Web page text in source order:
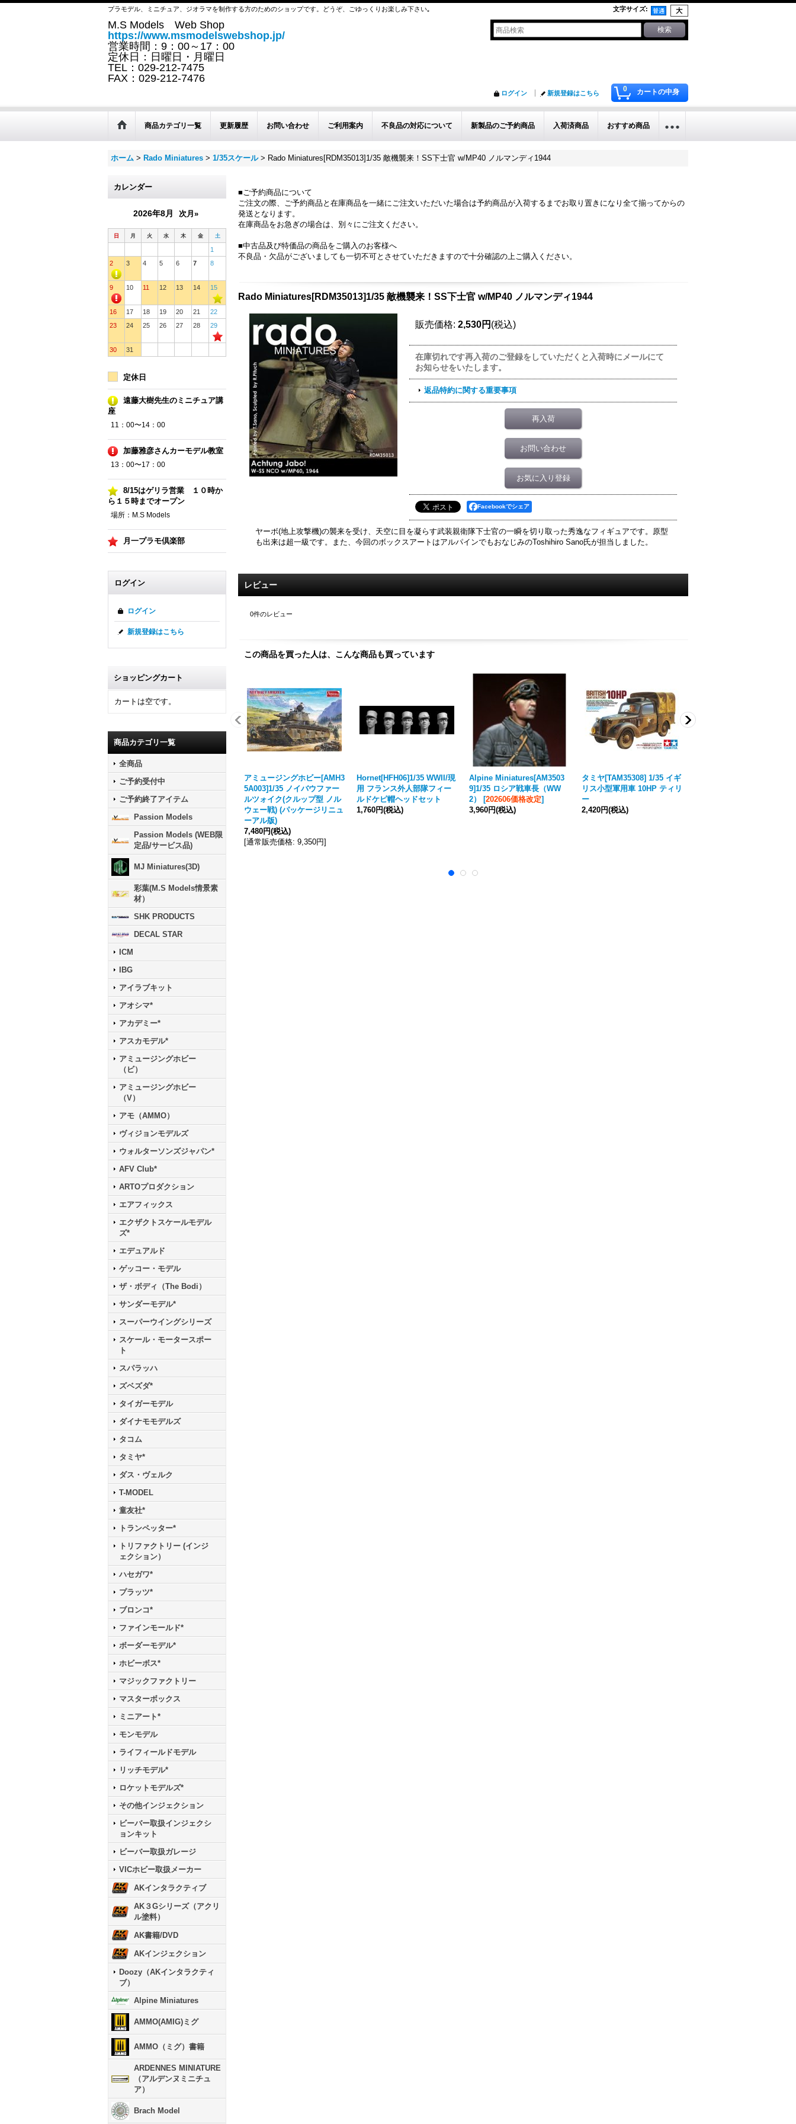
プラモデル、ミニチュア、ジオラマを制作する方のためのショップです。どうぞ、ごゆっくりお楽しみ下さい｡ 文字サイズ:
M.S Models Web Shop
https://www.msmodelswebshop.jp/
営業時間：9：00～17：00
定休日：日曜日・月曜日
TEL：029-212-7475
FAX：029-212-7476
0 カートの中身
ログイン 新規登録はこちら
商品カテゴリ一覧 更新履歴 お問い合わせ ご利用案内 不良品の対応について 新製品のご予約商品 入荷済商品 おすすめ商品
ホーム > Rado Miniatures > 1/35スケール > Rado Miniatures[RDM35013]1/35 敵機襲来！SS下士官 w/MP40 ノルマンディ1944
カレンダー
2026年8月 次月»
日 月 火 水 木 金 土
1
2
3 4 5 6 7 8
9 10 11 12 13 14 15
16 17 18 19 20 21
22
23
24 25 26 27 28 29
30 31
定休日
遠藤大樹先生のミニチュア講
座
11：00〜14：00
加藤雅彦さんカーモデル教室
13：00〜17：00
8/15はゲリラ営業 １０時か
ら１５時までオープン
場所：M.S Models
月一プラモ倶楽部
ログイン
ログイン
新規登録はこちら
ショッピングカート
カートは空です。
商品カテゴリ一覧
全商品
ご予約受付中
ご予約終了アイテム
Passion Models
Passion Models (WEB限
定品/サービス品)
MJ Miniatures(3D)
彩葉(M.S Models情景素
材）
SHK PRODUCTS
DECAL STAR
ICM
IBG
アイラブキット
アオシマ*
アカデミー*
アスカモデル*
アミュージングホビー
（ビ）
アミュージングホビー
（V）
アモ（AMMO）
ヴィジョンモデルズ
ウォルターソンズジャパン*
AFV Club*
ARTOプロダクション
エアフィックス
エクザクトスケールモデル
ズ*
エデュアルド
ゲッコー・モデル
ザ・ボディ（The Bodi）
サンダーモデル*
スーパーウイングシリーズ
スケール・モータースポー
ト
スパラッハ
ズベズダ*
タイガーモデル
ダイナモモデルズ
タコム
タミヤ*
ダス・ヴェルク
T-MODEL
童友社*
トランペッター*
トリファクトリー (インジ
ェクション）
ハセガワ*
プラッツ*
ブロンコ*
ファインモールド*
ボーダーモデル*
ホビーボス*
マジックファクトリー
マスターボックス
ミニアート*
モンモデル
ライフィールドモデル
リッチモデル*
ロケットモデルズ*
その他インジェクション
ビーバー取扱インジェクシ
ョンキット
ビーバー取扱ガレージ
VICホビー取扱メーカー
AKインタラクティブ
AK３Gシリーズ（アクリ
ル塗料）
AK書籍/DVD
AKインジェクション
Doozy（AKインタラクティ
ブ）
Alpine Miniatures
AMMO(AMIG)ミグ
AMMO（ミグ）書籍
ARDENNES MINIATURE
（アルデンヌミニチュ
ア）
Brach Model
■ご予約商品について
ご注文の際、ご予約商品と在庫商品を一緒にご注文いただいた場合は予約商品が入荷するまでお取り置きになり全て揃ってからの
発送となります。
在庫商品をお急ぎの場合は、別々にご注文ください。
■中古品及び特価品の商品をご購入のお客様へ
不良品・欠品がございましても一切不可とさせていただきますので十分確認の上ご購入ください。
Rado Miniatures[RDM35013]1/35 敵機襲来！SS下士官 w/MP40 ノルマンディ1944
販売価格: 2,530円 (税込)
在庫切れです再入荷のご登録をしていただくと入荷時にメールにて
お知らせをいたします。
返品特約に関する重要事項
再入荷
お問い合わせ
お気に入り登録
Facebookでシェア
ヤーボ(地上攻撃機)の襲来を受け、天空に目を凝らす武装親衛隊下士官の一瞬を切り取った秀逸なフィギュアです。原型
も出来は超一級です。また、今回のボックスアートはアルパインでもおなじみのToshihiro Sano氏が担当しました。
レビュー
0件のレビュー
この商品を買った人は、こんな商品も買っています
アミュージングホビー[AMH3
5A003]1/35 ノイバウファー
ルツォイク(クルップ型 ノル
ウェー戦) (パッケージリニュ
ーアル版)
7,480円(税込)
[通常販売価格: 9,350円]
Hornet[HFH06]1/35 WWII/現
用 フランス外人部隊フィー
ルドケピ帽ヘッドセット
1,760円(税込)
Alpine Miniatures[AM3503
9]1/35 ロシア戦車長（WW
2）
[202606価格改定]
3,960円(税込)
タミヤ[TAM35308] 1/35 イギ
リス小型軍用車 10HP ティリ
ー
2,420円(税込)